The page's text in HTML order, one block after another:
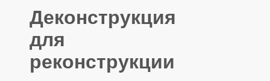
Деконструкция
для
реконструкции